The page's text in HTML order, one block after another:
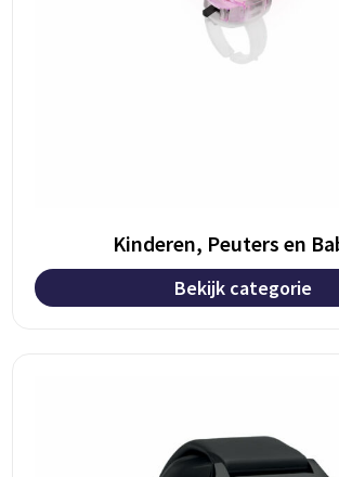
Kinderen, Peuters en
Bekijk categorie